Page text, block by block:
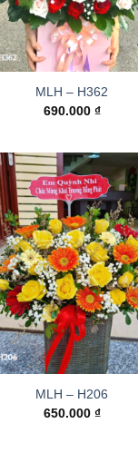
MLH – H362
690.000 ₫
MLH – H206
650.000 ₫